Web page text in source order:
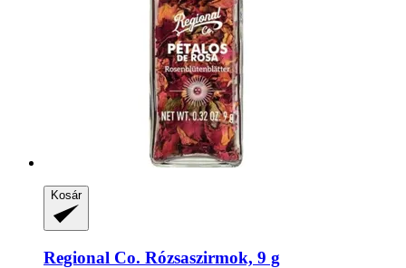
Kosár
Regional Co. Rózsaszirmok, 9 g